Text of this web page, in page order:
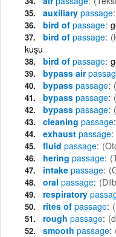
auxiliary passage
bird of passage
bird of passage
kuşu
bird of passage
bypass air
bypass passage
bypass passage
bypass passage
cleaning passage
exhaust passage
fluid passage
hering passage
intake passage
oral passage
respiratory
rites of passage
rough passage
smooth passage